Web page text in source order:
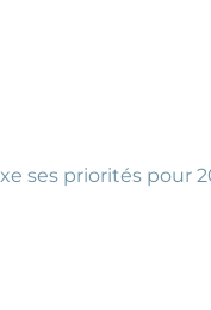
ses priorités pour